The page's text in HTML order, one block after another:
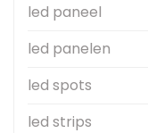
led paneel
led panelen
led spots
led strips